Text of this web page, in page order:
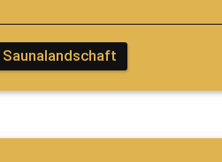
Saunalandschaft